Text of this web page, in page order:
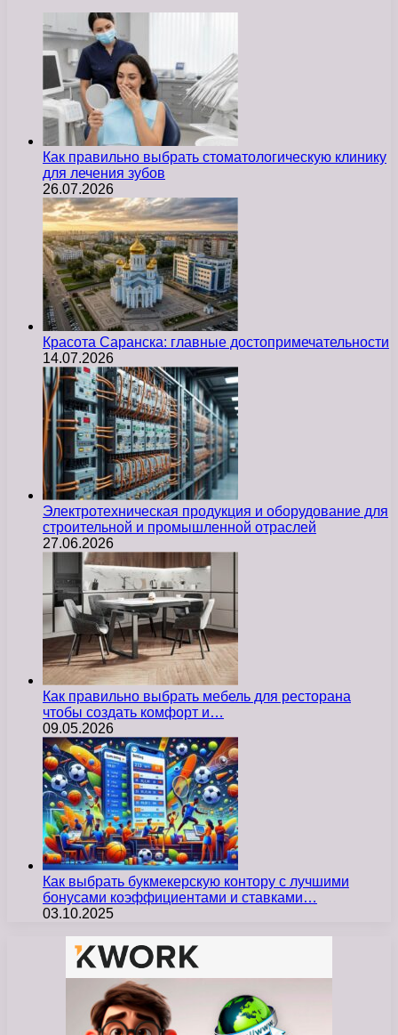
Как правильно выбрать стоматологическую клинику
для лечения зубов
26.07.2026
Красота Саранска: главные достопримечательности
14.07.2026
Электротехническая продукция и оборудование для
строительной и промышленной отраслей
27.06.2026
Как правильно выбрать мебель для ресторана
чтобы создать комфорт и…
09.05.2026
Как выбрать букмекерскую контору с лучшими
бонусами коэффициентами и ставками…
03.10.2025